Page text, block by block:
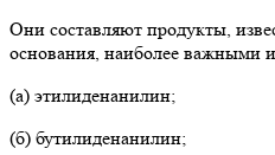
Они составляют продукты,
основания, наиболее важными
(а) этилиденанилин;
(б) бутилиденанилин;